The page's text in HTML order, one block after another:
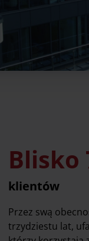
Blisko
klientów
Przez swą
trzydziestu lat,